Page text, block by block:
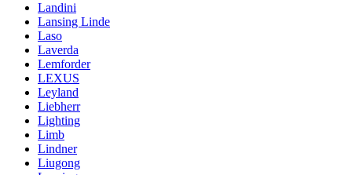
Landini
Lansing Linde
Laso
Laverda
Lemforder
LEXUS
Leyland
Liebherr
Lighting
Limb
Lindner
Liugong